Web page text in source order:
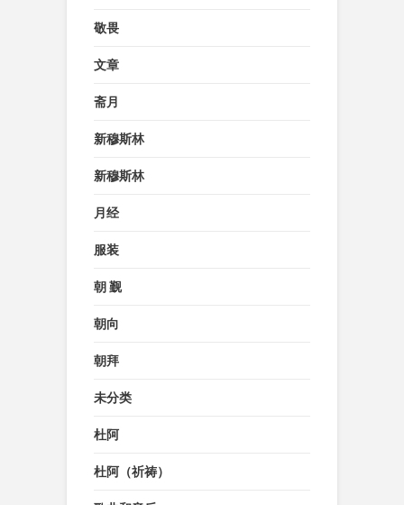
敬畏
文章
斋月
新穆斯林
新穆斯林
月经
服装
朝 觐
朝向
朝拜
未分类
杜阿
杜阿（祈祷）